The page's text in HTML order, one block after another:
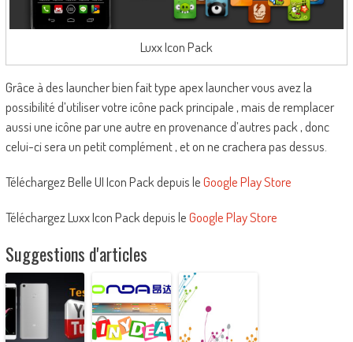
Luxx Icon Pack
Grâce à des launcher bien fait type apex launcher vous avez la
possibilité d’utiliser votre icône pack principale , mais de remplacer
aussi une icône par une autre en provenance d’autres pack , donc
celui-ci sera un petit complément , et on ne crachera pas dessus.
Téléchargez Belle UI Icon Pack depuis leGoogle Play Store
Téléchargez Luxx Icon Pack depuis leGoogle Play Store
Suggestions d'articles